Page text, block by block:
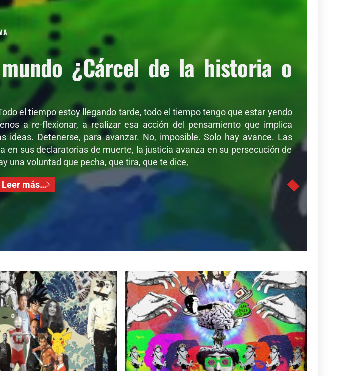
¿Cárcel de la historia o
el tiempo estoy llegando tarde, todo el tiempo tengo que estar yendo
a re-flexionar, a realizar esa acción del pensamiento que implica
ideas. Detenerse, para avanzar. No, imposible. Solo hay avance. Las
en sus declaratorias de muerte, la justicia avanza en su persecución de
una voluntad que pecha, que tira, que te dice,
Leer más…